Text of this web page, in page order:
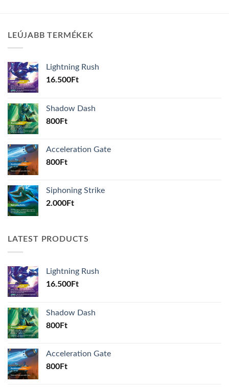
LEÚJABB TERMÉKEK
Lightning Rush
16.500Ft
Shadow Dash
800Ft
Acceleration Gate
800Ft
Siphoning Strike
2.000Ft
LATEST PRODUCTS
Lightning Rush
16.500Ft
Shadow Dash
800Ft
Acceleration Gate
800Ft